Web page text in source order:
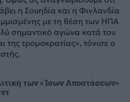
η Σουηδία και η Φινλανδία
με τη θέση των ΗΠΑ
σημαντικό αγώνα κατά του
της τρομοκρατίας», τόνισε ο
των «Ίσων Αποστάσεων»